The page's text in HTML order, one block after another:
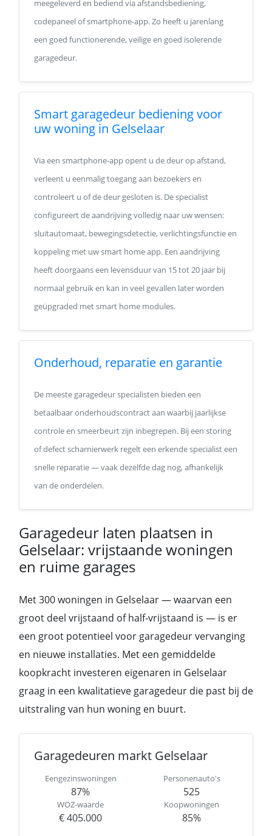
meegeleverd en bediend via afstandsbediening,
codepaneel of smartphone-app. Zo heeft u jarenlang
een goed functionerende, veilige en goed isolerende
garagedeur.
Smart garagedeur bediening voor
uw woning in Gelselaar
Via een smartphone-app opent u de deur op afstand,
verleent u eenmalig toegang aan bezoekers en
controleert u of de deur gesloten is. De specialist
configureert de aandrijving volledig naar uw wensen:
sluitautomaat, bewegingsdetectie, verlichtingsfunctie en
koppeling met uw smart home app. Een aandrijving
heeft doorgaans een levensduur van 15 tot 20 jaar bij
normaal gebruik en kan in veel gevallen later worden
geüpgraded met smart home modules.
Onderhoud, reparatie en garantie
De meeste garagedeur specialisten bieden een
betaalbaar onderhoudscontract aan waarbij jaarlijkse
controle en smeerbeurt zijn inbegrepen. Bij een storing
of defect scharnierwerk regelt een erkende specialist een
snelle reparatie — vaak dezelfde dag nog, afhankelijk
van de onderdelen.
Garagedeur laten plaatsen in
Gelselaar: vrijstaande woningen
en ruime garages
Met 300 woningen in Gelselaar — waarvan een
groot deel vrijstaand of half-vrijstaand is — is er
een groot potentieel voor garagedeur vervanging
en nieuwe installaties. Met een gemiddelde
koopkracht investeren eigenaren in Gelselaar
graag in een kwalitatieve garagedeur die past bij de
uitstraling van hun woning en buurt.
Garagedeuren markt Gelselaar
Eengezinswoningen
87%
Personenauto's
525
WOZ-waarde
€ 405.000
Koopwoningen
85%